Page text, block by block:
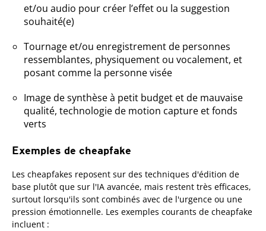
et/ou audio pour créer l’effet ou la suggestion
souhaité(e)
Tournage et/ou enregistrement de personnes
ressemblantes, physiquement ou vocalement, et
posant comme la personne visée
Image de synthèse à petit budget et de mauvaise
qualité, technologie de motion capture et fonds
verts
Exemples de cheapfake
Les cheapfakes reposent sur des techniques d'édition de
base plutôt que sur l'IA avancée, mais restent très efficaces,
surtout lorsqu'ils sont combinés avec de l'urgence ou une
pression émotionnelle. Les exemples courants de cheapfake
incluent :